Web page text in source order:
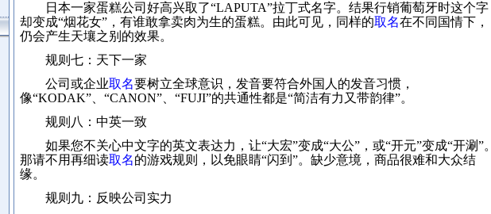
日本一家蛋糕公司好高兴取了“LAPUTA”拉丁式名字。结果行销葡萄牙时这个字
却变成“烟花女”，有谁敢拿卖肉为生的蛋糕。由此可见，同样的取名在不同国情下，
仍会产生天壤之别的效果。
规则七：天下一家
公司或企业取名要树立全球意识，发音要符合外国人的发音习惯，
像“KODAK”、“CANON”、“FUJI”的共通性都是“简洁有力又带韵律”。
规则八：中英一致
如果您不关心中文字的英文表达力，让“大宏”变成“大公”，或“开元”变成“开涮”。
那请不用再细读取名的游戏规则，以免眼睛“闪到”。缺少意境，商品很难和大众结
缘。
规则九：反映公司实力